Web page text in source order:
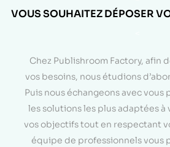
VOUS SOUHAITEZ DÉPOSER
Chez Publishroom Factory, afin
vos besoins, nous étudions
Puis nous échangeons avec vous
les solutions les plus adaptées
vos objectifs tout en respectant
équipe de professionnels vous